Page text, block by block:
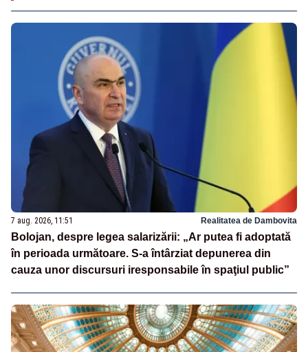
7 aug. 2026, 11:51 Realitatea de Dambovita
Bolojan, despre legea salarizării: „Ar putea fi adoptată
în perioada următoare. S-a întârziat depunerea din
cauza unor discursuri iresponsabile în spaţiul public”